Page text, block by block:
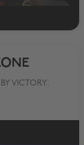
VICTORY.